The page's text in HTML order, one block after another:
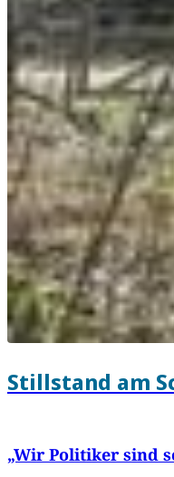
Stillstand am
„Wir Politiker sind